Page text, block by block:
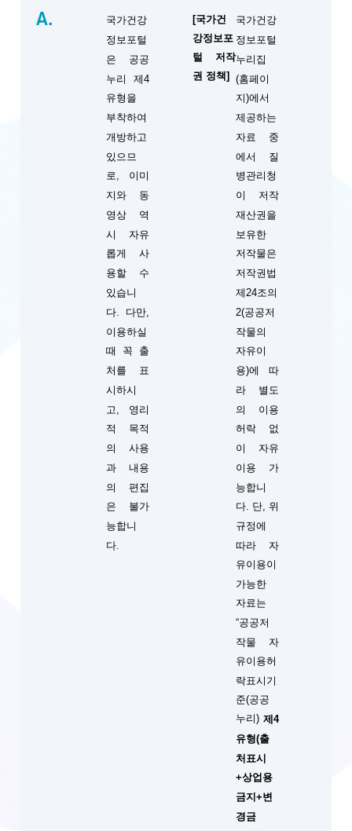
A.
국가건강
정보포털
은 공공
누리 제4
유형을
부착하여
개방하고
있으므
로, 이미
지와 동
영상 역
시 자유
롭게 사
용할 수
있습니
다. 다만,
이용하실
때 꼭 출
처를 표
시하시
고, 영리
적 목적
의 사용
과 내용
의 편집
은 불가
능합니
다.
[국가건
강정보포
털 저작
권 정책]
국가건강
정보포털
누리집
(홈페이
지)에서
제공하는
자료 중
에서 질
병관리청
이 저작
재산권을
보유한
저작물은
저작권법
제24조의
2(공공저
작물의
자유이
용)에 따
라 별도
의 이용
허락 없
이 자유
이용 가
능합니
다. 단, 위
규정에
따라 자
유이용이
가능한
자료는
“공공저
작물 자
유이용허
락표시기
준(공공
누리) 제4
유형(출
처표시
+상업용
금지+변
경금